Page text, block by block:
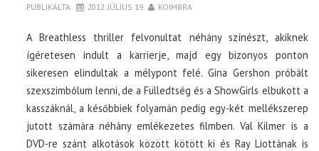
PUBLIKÁLTA 2012. JÚLIUS 19. KOIMBRA
A Breathless thriller felvonultat néhány színészt, akiknek
ígéretesen indult a karrierje, majd egy bizonyos ponton
sikeresen elindultak a mélypont felé. Gina Gershon próbált
szexszimbólum lenni, de a Fülledtség és a ShowGirls elbukott a
kasszáknál, a későbbiek folyamán pedig egy-két mellékszerep
jutott számára néhány emlékezetes filmben. Val Kilmer is a
DVD-re szánt alkotások között kötött ki és Ray Liottának is